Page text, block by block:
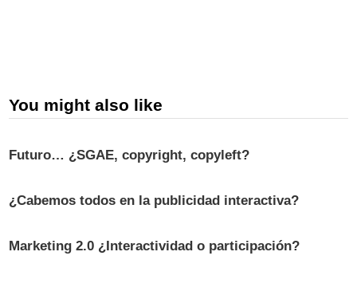
You might also like
Futuro… ¿SGAE, copyright, copyleft?
¿Cabemos todos en la publicidad interactiva?
Marketing 2.0 ¿Interactividad o participación?